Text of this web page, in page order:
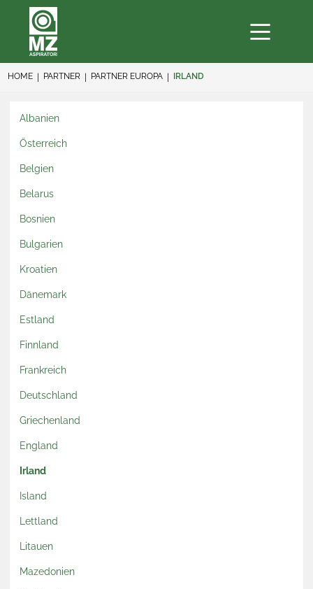
HOME PARTNER PARTNER EUROPA IRLAND
Albanien
Österreich
Belgien
Belarus
Bosnien
Bulgarien
Kroatien
Dänemark
Estland
Finnland
Frankreich
Deutschland
Griechenland
England
Irland
Island
Lettland
Litauen
Mazedonien